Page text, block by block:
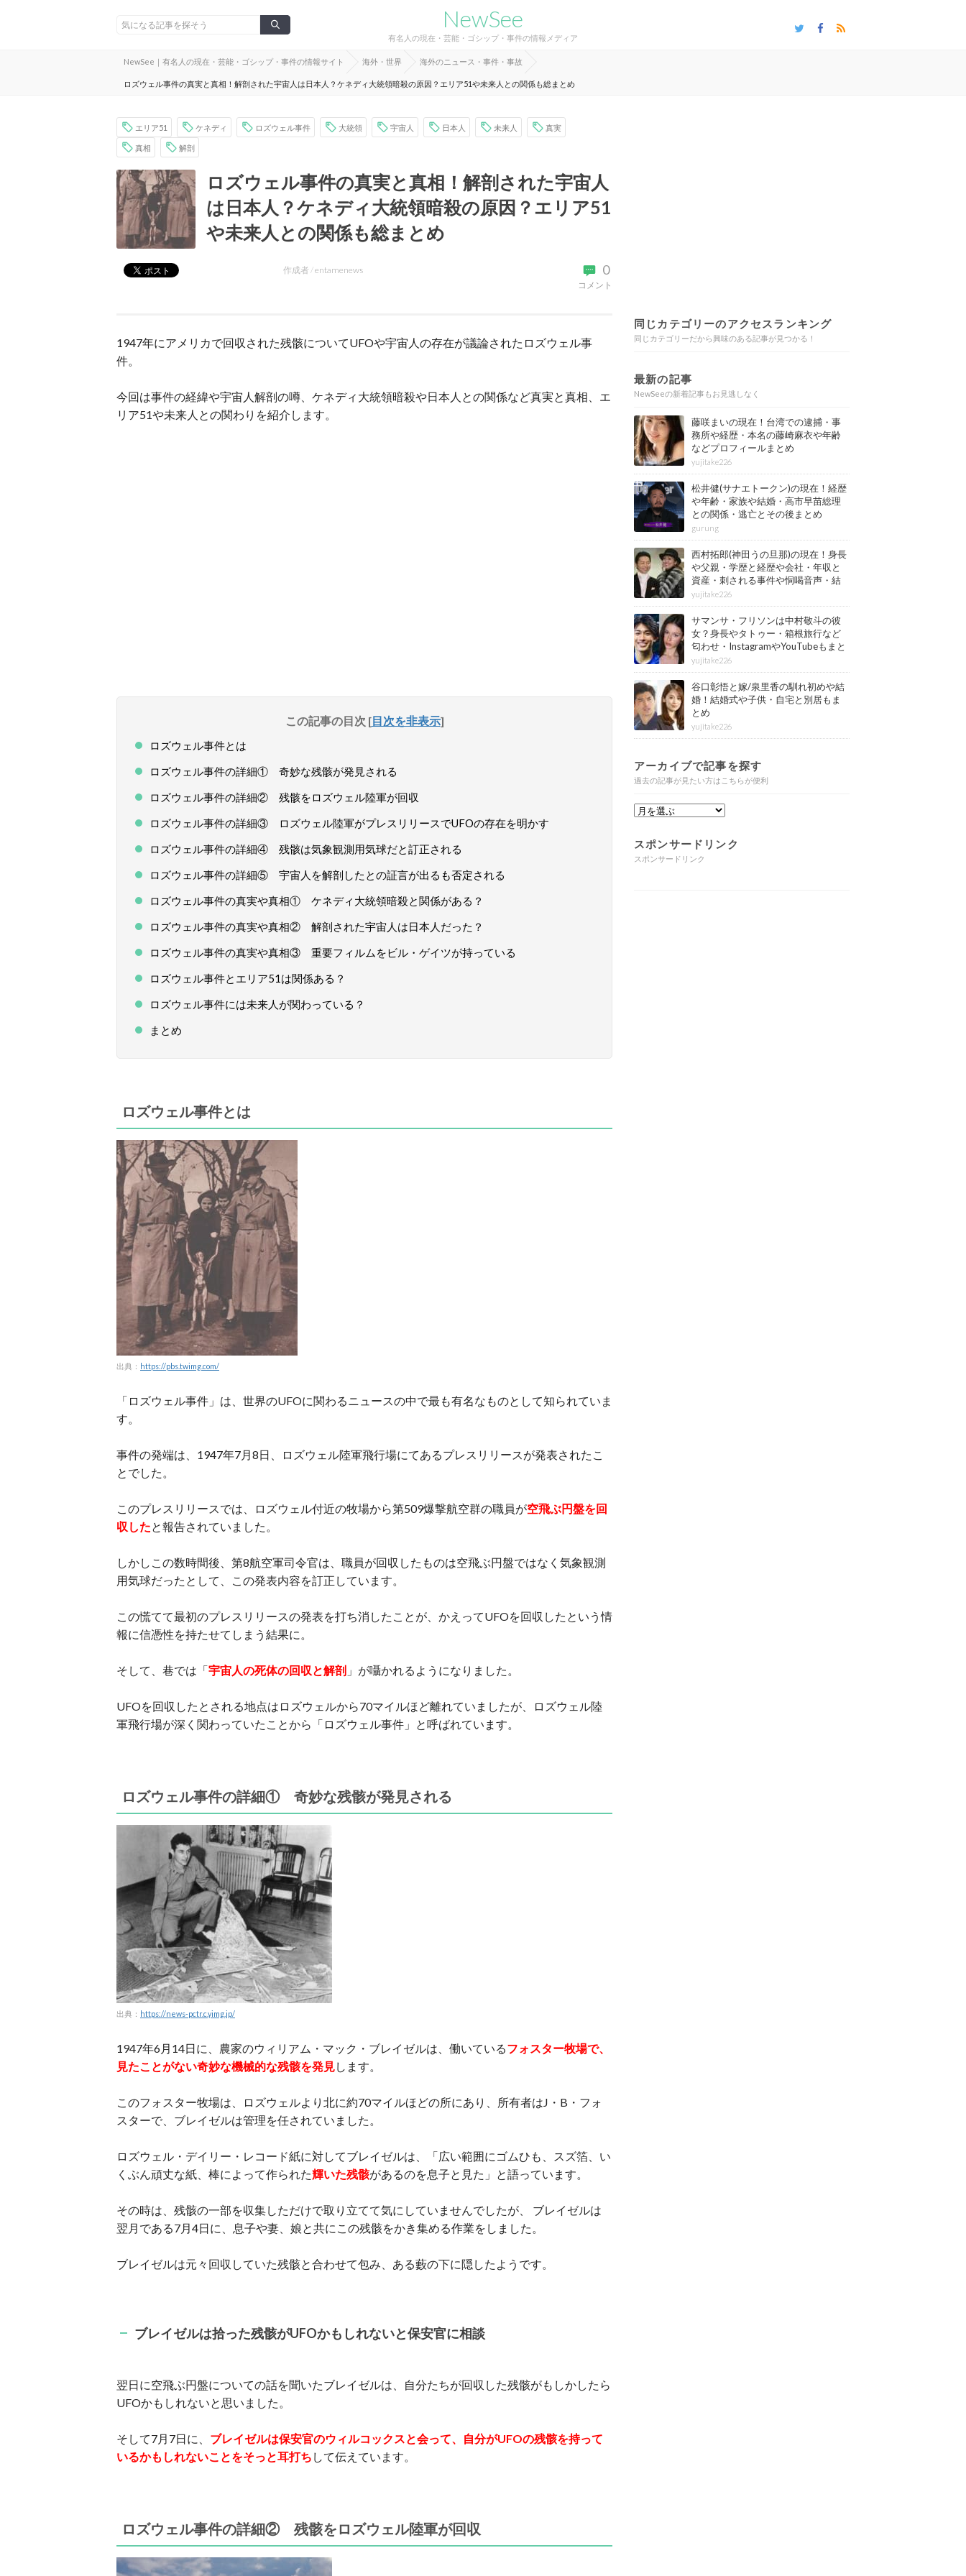
NewSee
有名人の現在・芸能・ゴシップ・事件の情報メディア
NewSee｜有名人の現在・芸能・ゴシップ・事件の情報サイト 海外・世界 海外のニュース・事件・事故
ロズウェル事件の真実と真相！解剖された宇宙人は日本人？ケネディ大統領暗殺の原因？エリア51や未来人との関係も総まとめ
エリア51 ケネディ ロズウェル事件 大統領 宇宙人 日本人 未来人 真実
真相 解剖
ロズウェル事件の真実と真相！解剖された宇宙人
は日本人？ケネディ大統領暗殺の原因？エリア51
や未来人との関係も総まとめ
0
コメント
作成者 /entamenews
1947年にアメリカで回収された残骸についてUFOや宇宙人の存在が議論されたロズウェル事
件。
今回は事件の経緯や宇宙人解剖の噂、ケネディ大統領暗殺や日本人との関係など真実と真相、エ
リア51や未来人との関わりを紹介します。
この記事の目次 [目次を非表示]
ロズウェル事件とは
ロズウェル事件の詳細① 奇妙な残骸が発見される
ロズウェル事件の詳細② 残骸をロズウェル陸軍が回収
ロズウェル事件の詳細③ ロズウェル陸軍がプレスリリースでUFOの存在を明かす
ロズウェル事件の詳細④ 残骸は気象観測用気球だと訂正される
ロズウェル事件の詳細⑤ 宇宙人を解剖したとの証言が出るも否定される
ロズウェル事件の真実や真相① ケネディ大統領暗殺と関係がある？
ロズウェル事件の真実や真相② 解剖された宇宙人は日本人だった？
ロズウェル事件の真実や真相③ 重要フィルムをビル・ゲイツが持っている
ロズウェル事件とエリア51は関係ある？
ロズウェル事件には未来人が関わっている？
まとめ
ロズウェル事件とは
出典： https://pbs.twimg.com/
「ロズウェル事件」は、世界のUFOに関わるニュースの中で最も有名なものとして知られていま
す。
事件の発端は、1947年7月8日、ロズウェル陸軍飛行場にてあるプレスリリースが発表されたこ
とでした。
このプレスリリースでは、ロズウェル付近の牧場から第509爆撃航空群の職員が空飛ぶ円盤を回
収したと報告されていました。
しかしこの数時間後、第8航空軍司令官は、職員が回収したものは空飛ぶ円盤ではなく気象観測
用気球だったとして、この発表内容を訂正しています。
この慌てて最初のプレスリリースの発表を打ち消したことが、かえってUFOを回収したという情
報に信憑性を持たせてしまう結果に。
そして、巷では「宇宙人の死体の回収と解剖 」が囁かれるようになりました。
UFOを回収したとされる地点はロズウェルから70マイルほど離れていましたが、ロズウェル陸
軍飛行場が深く関わっていたことから「ロズウェル事件」と呼ばれています。
ロズウェル事件の詳細① 奇妙な残骸が発見される
出典： https://news-pctr.c.yimg.jp/
1947年6月14日に、農家のウィリアム・マック・ブレイゼルは、働いているフォスター牧場で、
見たことがない奇妙な機械的な残骸を発見します。
このフォスター牧場は、ロズウェルより北に約70マイルほどの所にあり、所有者はJ・B・フォ
スターで、ブレイゼルは管理を任されていました。
ロズウェル・デイリー・レコード紙に対してブレイゼルは、「広い範囲にゴムひも、スズ箔、い
くぶん頑丈な紙、棒によって作られた輝いた残骸があるのを息子と見た」と語っています。
その時は、残骸の一部を収集しただけで取り立てて気にしていませんでしたが、 ブレイゼルは
翌月である7月4日に、息子や妻、娘と共にこの残骸をかき集める作業をしました。
ブレイゼルは元々回収していた残骸と合わせて包み、ある藪の下に隠したようです。
ブレイゼルは拾った残骸がUFOかもしれないと保安官に相談
翌日に空飛ぶ円盤についての話を聞いたブレイゼルは、自分たちが回収した残骸がもしかしたら
UFOかもしれないと思いました。
そして7月7日に、 ブレイゼルは保安官のウィルコックスと会って、自分がUFOの残骸を持って
いるかもしれないことをそっと耳打ち して伝えています。
ロズウェル事件の詳細② 残骸をロズウェル陸軍が回収
同じカテゴリーのアクセスランキング
同じカテゴリーだから興味のある記事が見つかる！
最新の記事
NewSeeの新着記事もお見逃しなく
藤咲まいの現在！台湾での逮捕・事
務所や経歴・本名の藤崎麻衣や年齢
などプロフィールまとめ
yujitake226
松井健(サナエトークン)の現在！経歴
や年齢・家族や結婚・高市早苗総理
との関係・逃亡とその後まとめ
gurung
西村拓郎(神田うの旦那)の現在！身長
や父親・学歴と経歴や会社・年収と
資産・刺される事件や恫喝音声・結
婚と子供や自宅・脳梗塞の病気もま
とめ
yujitake226
サマンサ・フリソンは中村敬斗の彼
女？身長やタトゥー・箱根旅行など
匂わせ・InstagramやYouTubeもまと
め
yujitake226
谷口彰悟と嫁/泉里香の馴れ初めや結
婚！結婚式や子供・自宅と別居もま
とめ
yujitake226
アーカイブで記事を探す
過去の記事が見たい方はこちらが便利
スポンサードリンク
スポンサードリンク